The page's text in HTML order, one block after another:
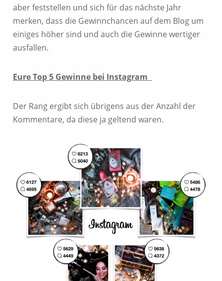
aber feststellen und sich für das nächste Jahr
merken, dass die Gewinnchancen auf dem Blog um
einiges höher sind und auch die Gewinne wertiger
ausfallen.
Eure Top 5 Gewinne bei Instagram
Der Rang ergibt sich übrigens aus der Anzahl der
Kommentare, da diese ja geltend waren.